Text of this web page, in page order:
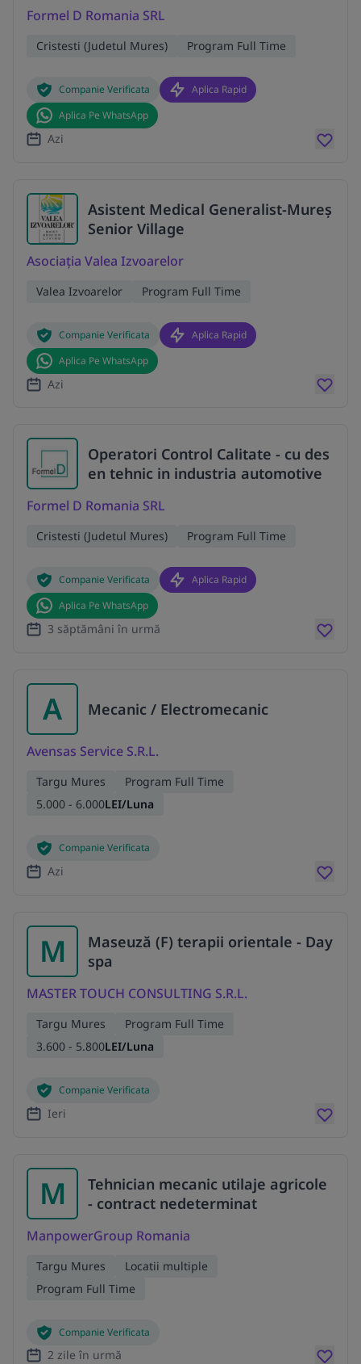
Formel D Romania SRL
Cristesti (Judetul Mures) Program Full Time
Companie Verificata
Aplica Rapid
Aplica Pe WhatsApp
Azi
Asistent Medical Generalist-Mureș
Senior Village
Asociația Valea Izvoarelor
Valea Izvoarelor Program Full Time
Companie Verificata
Aplica Rapid
Aplica Pe WhatsApp
Azi
Operatori Control Calitate - cu des
en tehnic in industria automotive
Formel D Romania SRL
Cristesti (Judetul Mures) Program Full Time
Companie Verificata
Aplica Rapid
Aplica Pe WhatsApp
3 săptămâni în urmă
A Mecanic / Electromecanic
Avensas Service S.R.L.
Targu Mures
Program Full Time
5.000 - 6.000LEI/Luna
Companie Verificata
Azi
M
Maseuză (F) terapii orientale - Day
spa
MASTER TOUCH CONSULTING S.R.L.
Targu Mures
Program Full Time
3.600 - 5.800LEI/Luna
Companie Verificata
Ieri
M
Tehnician mecanic utilaje agricole
- contract nedeterminat
ManpowerGroup Romania
Targu Mures
Locatii multiple
Program Full Time
Companie Verificata
2 zile în urmă